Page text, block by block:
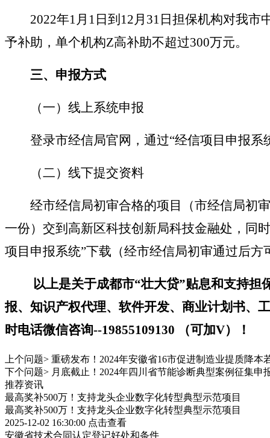
2022年1月1日到12月31日担保机构对我
予补助，单个机构Z高补助不超过300万元。
三、 申报方式
（一）线上系统申报
登录市经信局官网，通过“经信项目申报系
（二）线下提交资料
经市经信局初审合格的项目（市经信局初
一份）交到高新区科技创新局科技金融处，同
项目申报系统”下载（经市经信局初审通过后
以上是关于成都市“壮大贷”贴息和支持担
报、知识产权代理、软件开发、商业计划书、
时电话微信咨询--19855109130 （可加V）！
上个问题> 重磅发布！2024年安徽省16市促进制造业提质降本
下个问题> 月底截止！2024年四川省节能诊断典型案例征集
推荐资讯
最高奖补500万！支持龙头企业数字化转型典型示范项目
最高奖补500万！支持龙头企业数字化转型典型示范项目
2025-12-02 16:30:00 点击查看
安徽省技术合同认定登记好处和条件